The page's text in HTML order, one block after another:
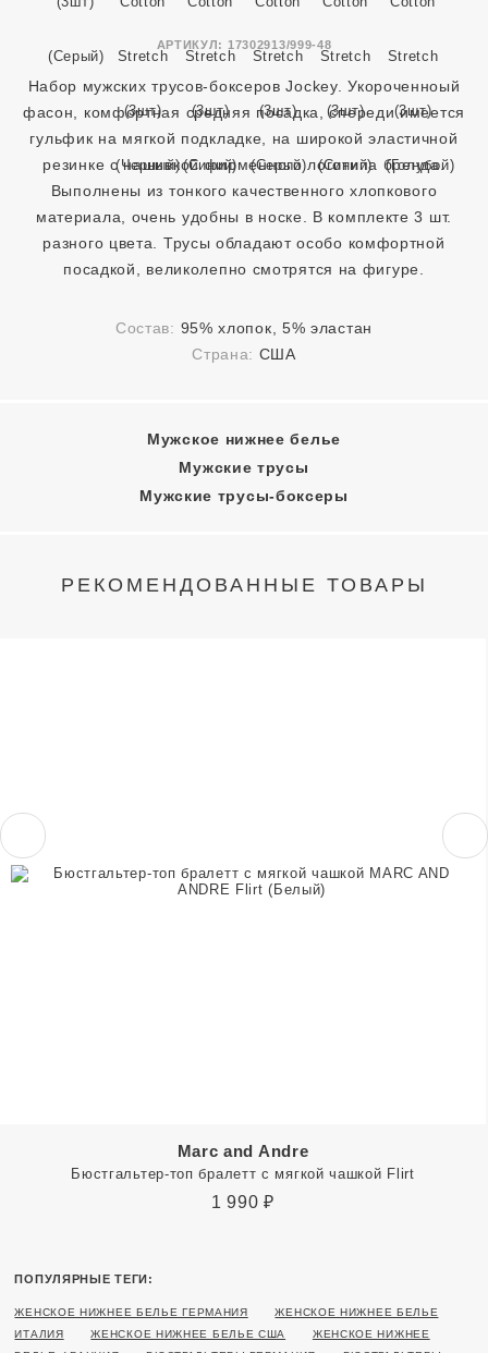
АРТИКУЛ: 17302913/999-48
Набор мужских трусов-боксеров Jockey. Укороченноый
фасон, комфортная средняя посадка, спереди имеется
гульфик на мягкой подкладке, на широкой эластичной
резинке с нашивкой фирменного логотипа бренда.
Выполнены из тонкого качественного хлопкового
материала, очень удобны в носке. В комплекте 3 шт.
разного цвета. Трусы обладают особо комфортной
посадкой, великолепно смотрятся на фигуре.
Состав: 95% хлопок, 5% эластан
Страна: США
Мужское нижнее белье
Мужские трусы
Мужские трусы-боксеры
РЕКОМЕНДОВАННЫЕ ТОВАРЫ
Marc and Andre
Бюстгальтер-топ бралетт с мягкой чашкой Flirt
1 990 ₽
ПОПУЛЯРНЫЕ ТЕГИ:
ЖЕНСКОЕ НИЖНЕЕ БЕЛЬЕ ГЕРМАНИЯ
ЖЕНСКОЕ НИЖНЕЕ БЕЛЬЕ
ИТАЛИЯ
ЖЕНСКОЕ НИЖНЕЕ БЕЛЬЕ США
ЖЕНСКОЕ НИЖНЕЕ